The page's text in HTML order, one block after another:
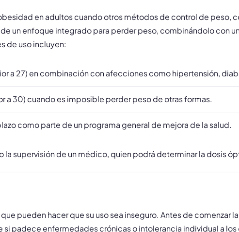
en adultos cuando otros métodos de control de peso,
un enfoque integrado para perder peso, combinándolo con
de uso incluyen:
a 27) en combinación con afecciones como hipertensión,
a 30) cuando es imposible perder peso de otras formas.
como parte de un programa general de mejora de la salud.
supervisión de un médico, quien podrá determinar la dosis
pueden hacer que su uso sea inseguro. Antes de comenzar
padece enfermedades crónicas o intolerancia individual a